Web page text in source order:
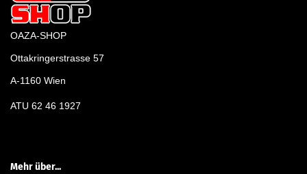
OAZA-SHOP
Ottakringerstrasse 57
A-1160 Wien
ATU 62 46 1927
Mehr über...